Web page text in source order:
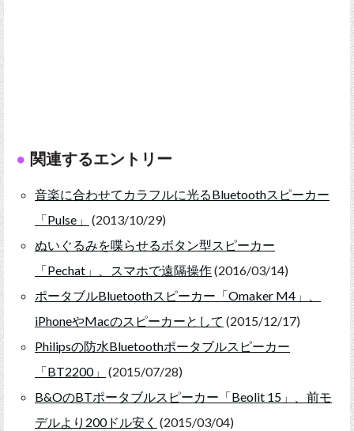
関連するエントリー
音楽に合わせてカラフルに光るBluetoothスピーカー
「Pulse」
(2013/10/29)
ぬいぐるみを喋らせるボタン型スピーカー
「Pechat」、スマホで遠隔操作(2016/03/14)
ポータブルBluetoothスピーカー「Omaker M4」、
iPhoneやMacのスピーカーとして (2015/12/17)
Philipsの防水Bluetoothポータブルスピーカー
「BT2200」
(2015/07/28)
B&OのBTポータブルスピーカー「Beolit 15」、前モ
デルより200ドル安く (2015/03/04)